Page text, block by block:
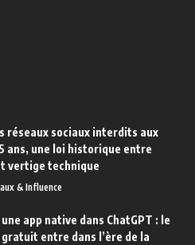
réseaux sociaux interdits aux
ans, une loi historique entre
vertige technique
& Influence
app native dans ChatGPT : le
entre dans l’ère de la